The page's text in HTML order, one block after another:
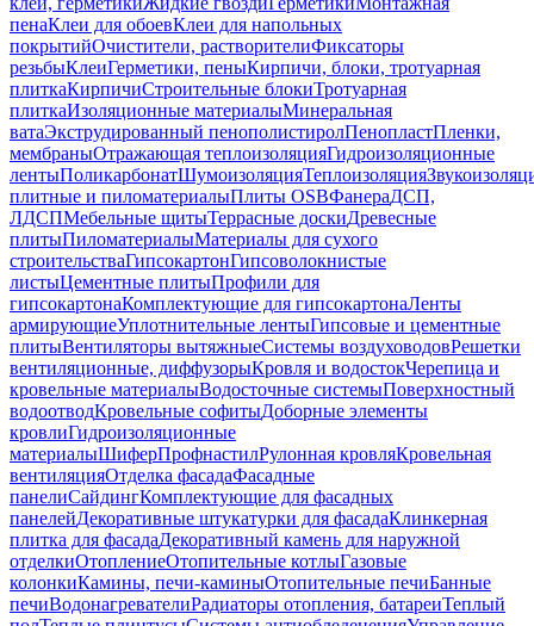
пенаКлеи для обоевКлеи для напольных
покрытийОчистители, растворителиФиксаторы
резьбыКлеиГерметики, пеныКирпичи, блоки, тротуарная
плиткаКирпичиСтроительные блокиТротуарная
плиткаИзоляционные материалыМинеральная
ватаЭкструдированный пенополистиролПенопластПленки,
мембраныОтражающая теплоизоляцияГидроизоляционные
лентыПоликарбонатШумоизоляцияТеплоизоляция
плитные и пиломатериалыПлиты OSBФанераДСП,
ЛДСПМебельные щитыТеррасные доскиДревесные
плитыПиломатериалыМатериалы для сухого
строительстваГипсокартонГипсоволокнистые
листыЦементные плитыПрофили для
гипсокартонаКомплектующие для гипсокартонаЛенты
армирующиеУплотнительные лентыГипсовые и цементные
плитыВентиляторы вытяжныеСистемы воздуховодовРешетки
вентиляционные, диффузорыКровля и водостокЧерепица и
кровельные материалыВодосточные системыПоверхностный
водоотводКровельные софитыДоборные элементы
кровлиГидроизоляционные
материалыШиферПрофнастилРулонная кровляКровельная
вентиляцияОтделка фасадаФасадные
панелиСайдингКомплектующие для фасадных
панелейДекоративные штукатурки для фасадаКлинкерная
плитка для фасадаДекоративный камень для наружной
отделкиОтоплениеОтопительные котлыГазовые
колонкиКамины, печи-каминыОтопительные печиБанные
печиВодонагревателиРадиаторы отопления, батареиТеплый